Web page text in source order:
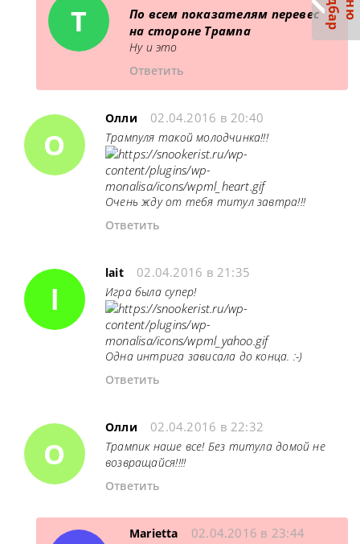
T
По всем показателям перевес
на стороне Трампа
Ну и это
Ответить
О
Олли 02.04.2016 в 20:40
Трампуля такой молодчинка!!!
Очень жду от тебя титул завтра!!!
Ответить
l
lait 02.04.2016 в 21:35
Игра была супер!
Одна интрига зависала до конца. :-)
Ответить
О
Олли 02.04.2016 в 22:32
Трампик наше все! Без титула домой не
возвращайся!!!!
Ответить
Marietta 02.04.2016 в 23:44